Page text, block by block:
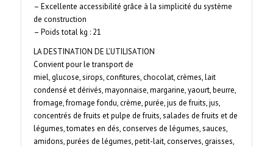
– Excellente accessibilité grâce à la simplicité du système
de construction
– Poids total kg : 21
LA DESTINATION DE L’UTILISATION
Convient pour le transport de
miel, glucose, sirops, confitures, chocolat, crèmes, lait
condensé et dérivés, mayonnaise, margarine, yaourt, beurre,
fromage, fromage fondu, crème, purée, jus de fruits, jus,
concentrés de fruits et pulpe de fruits, salades de fruits et de
légumes, tomates en dés, conserves de légumes, sauces,
amidons, purées de légumes, petit-lait, conserves, graisses,